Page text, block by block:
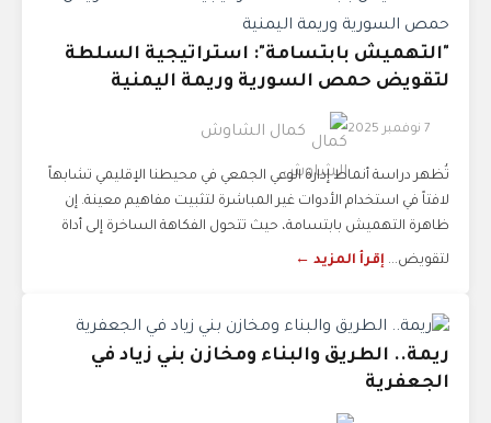
"التهميش بابتسامة": استراتيجية السلطة
لتقويض حمص السورية وريمة اليمنية
7 نوفمبر 2025 كمال الشاوش
تُظهر دراسة أنماط إدارة الوعي الجمعي في محيطنا الإقليمي تشابهاً
لافتاً في استخدام الأدوات غير المباشرة لتثبيت مفاهيم معينة. إن
ظاهرة التهميش بابتسامة، حيث تتحول الفكاهة الساخرة إلى أداة
لتقويض... إقرأ المزيد ←
ريمة.. الطريق والبناء ومخازن بني زياد في
الجعفرية